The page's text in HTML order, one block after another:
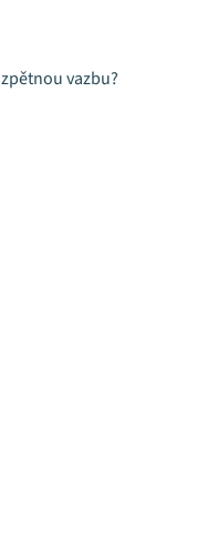
vazbu?